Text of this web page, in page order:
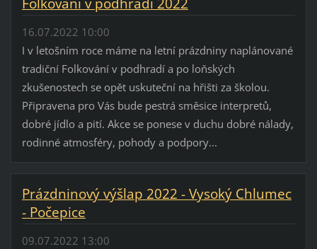
16.07.2022 10:00
I v letošním roce máme na letní prázdniny naplánované
tradiční Folkování v podhradí a po loňských
zkušenostech se opět uskuteční na hřišti za školou.
Připravena pro Vás bude pestrá směsice interpretů,
dobré jídlo a pití. Akce se ponese v duchu dobré nálady,
rodinné atmosféry, pohody a podpory...
Prázdninový výšlap 2022 - Vysoký Chlumec
- Počepice
09.07.2022 13:00